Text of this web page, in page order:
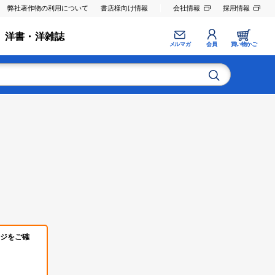
弊社著作物の利用について 書店様向け情報 会社情報 採用情報
洋書・洋雑誌
メルマガ 会員 買い物かご
をご確